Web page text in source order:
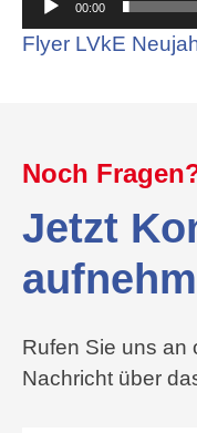
00:00
Flyer LVkE
Noch
Jetzt
Rufen Sie uns an
Nachricht über